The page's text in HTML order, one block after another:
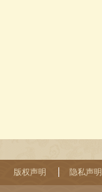
版权声明 隐私声明